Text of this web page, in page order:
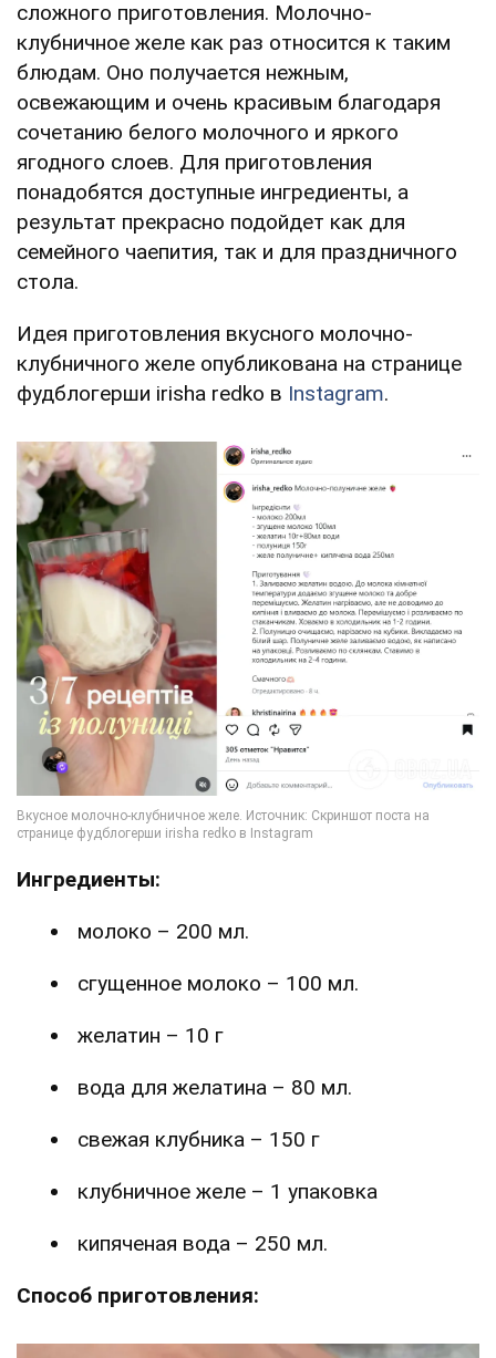
сложного приготовления. Молочно-
клубничное желе как раз относится к таким
блюдам. Оно получается нежным,
освежающим и очень красивым благодаря
сочетанию белого молочного и яркого
ягодного слоев. Для приготовления
понадобятся доступные ингредиенты, а
результат прекрасно подойдет как для
семейного чаепития, так и для праздничного
стола.
Идея приготовления вкусного молочно-
клубничного желе опубликована на странице
фудблогерши irisha redko в Instagram.
Ингредиенты:
молоко – 200 мл.
сгущенное молоко – 100 мл.
желатин – 10 г
вода для желатина – 80 мл.
свежая клубника – 150 г
клубничное желе – 1 упаковка
кипяченая вода – 250 мл.
Способ приготовления: